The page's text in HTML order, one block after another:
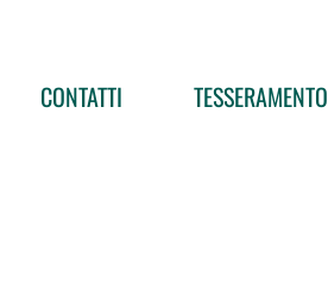
CONTATTI TESSERAMENTO